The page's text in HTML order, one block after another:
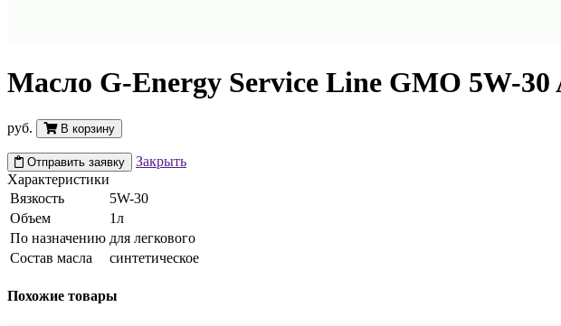
Масло G-Energy Service Line GMO 5W-30
руб. В корзину
Отправить заявку
Закрыть
Характеристики
Вязкость
5W-30
Объем
1л
По назначению для легкового
Состав масла
синтетическое
Похожие товары